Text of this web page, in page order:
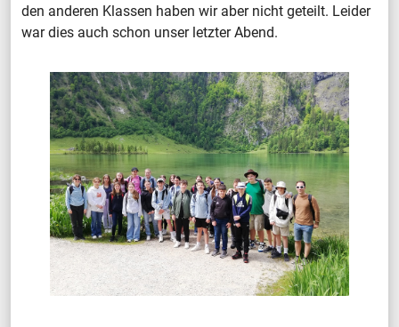
den anderen Klassen haben wir aber nicht geteilt. Leider
war dies auch schon unser letzter Abend.